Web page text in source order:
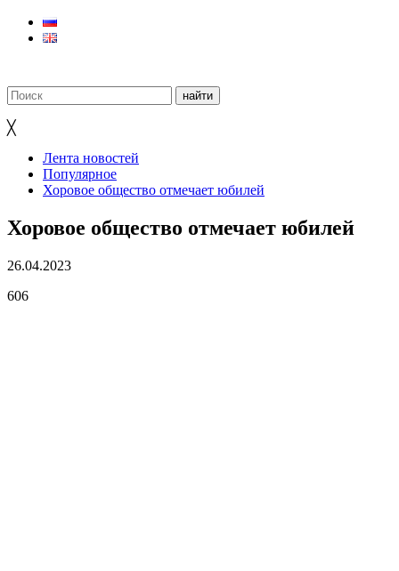
╳
Лента новостей
Популярное
Хоровое общество отмечает юбилей
Хоровое общество отмечает юбилей
26.04.2023
606